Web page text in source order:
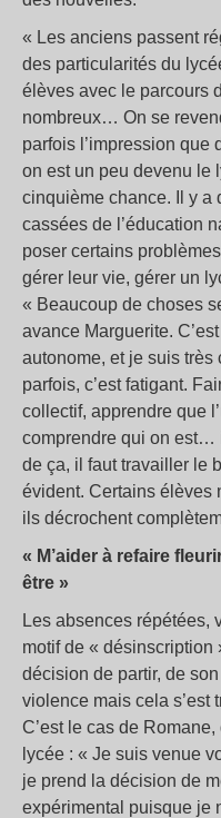
« Les anciens passent
des particularités du
élèves avec le parcours
nombreux… On se
parfois l’impression que
on est un peu devenu le
cinquième chance. Il y a
cassées de l’éducation
poser certains
gérer leur vie, gérer un
« Beaucoup de choses
avance Marguerite.
autonome, et je suis
parfois, c’est fatigant.
collectif, apprendre que
comprendre qui on est…
de ça, il faut travailler le
évident. Certains élèves
ils décrochent
« M’aider à refaire
être »
Les absences répétées,
motif de « désinscription
décision de partir, de
violence mais cela s’est
C’est le cas de
lycée : « Je suis venue
je prend la décision de
expérimental puisque je